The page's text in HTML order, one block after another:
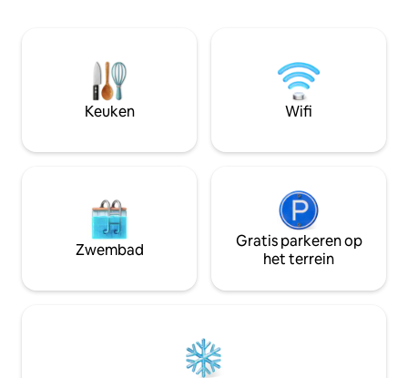
comfortabele woonkamer, knusse
slaapkamers en alles wat je nodig hebt
voor een aangenaam verblijf.
Keuken Wifi
Zwembad
Gratis parkeren op
het terrein